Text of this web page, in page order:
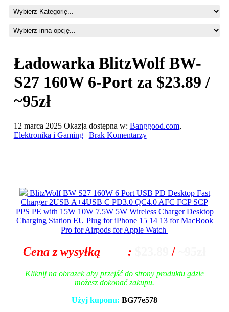
Ładowarka BlitzWolf BW-
S27 160W 6-Port za $23.89 /
~95zł
12 marca 2025Okazja dostępna w: Banggood.com,
Elektronika i Gaming| Brak Komentarzy
BlitzWolf BW S27 160W 6 Port USB PD Desktop Fast
Charger 2USB A+4USB C PD3.0 QC4.0 AFC FCP SCP
PPS PE with 15W 10W 7.5W 5W Wireless Charger Desktop
Charging Station EU Plug for iPhone 15 14 13 for MacBook
Pro for Airpods for Apple Watch
Cena z wysyłką : /
Kliknij na obrazek aby przejść do strony produktu gdzie
możesz dokonać zakupu.
Użyj kuponu: BG77e578